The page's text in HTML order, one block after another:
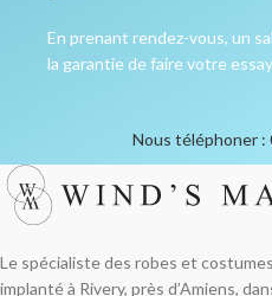
En prenant rendez-vous, un
la garantie de faire votre
Nous téléphoner :
Le spécialiste des robes et
implanté à Rivery, près d’Amiens,